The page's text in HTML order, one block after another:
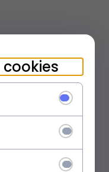
35 dni roboczych